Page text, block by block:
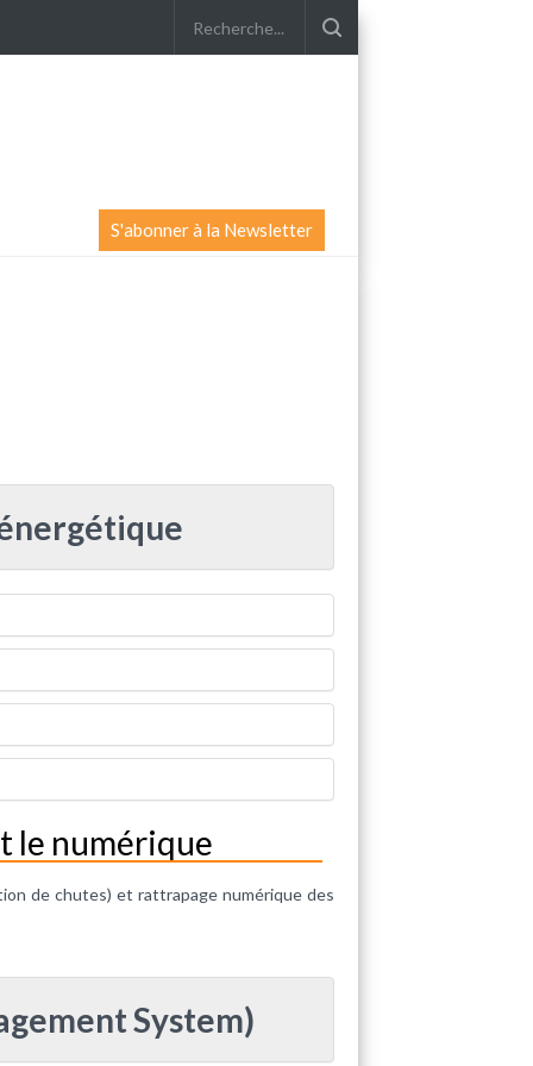
S'abonner à la Newsletter
le numérique
de chutes) et rattrapage numérique des
System)